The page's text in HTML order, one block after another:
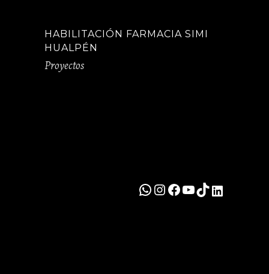
HABILITACIÓN FARMACIA SIMI
HUALPÉN
Proyectos
WhatsApp
Instagram
Facebook
YouTube
TikTokLinkedIn